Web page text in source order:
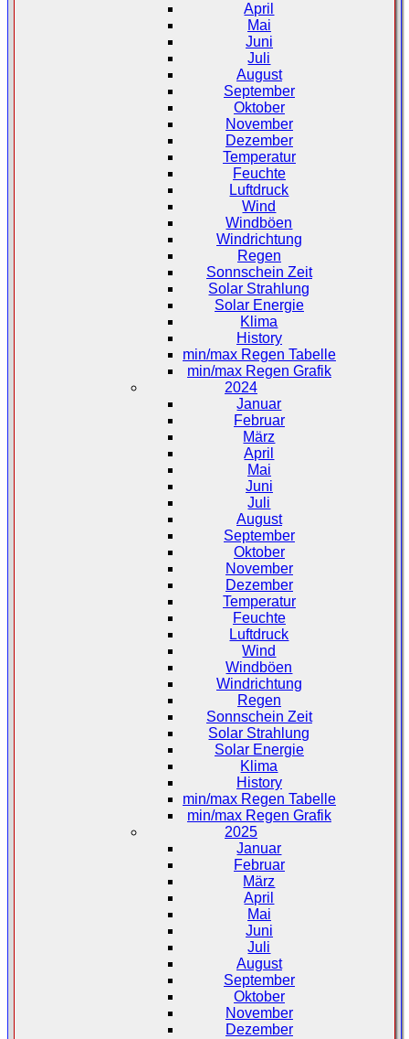
April
Mai
Juni
Juli
August
September
Oktober
November
Dezember
Temperatur
Feuchte
Luftdruck
Wind
Windböen
Windrichtung
Regen
Sonnschein Zeit
Solar Strahlung
Solar Energie
Klima
History
min/max Regen Tabelle
min/max Regen Grafik
2024
Januar
Februar
März
April
Mai
Juni
Juli
August
September
Oktober
November
Dezember
Temperatur
Feuchte
Luftdruck
Wind
Windböen
Windrichtung
Regen
Sonnschein Zeit
Solar Strahlung
Solar Energie
Klima
History
min/max Regen Tabelle
min/max Regen Grafik
2025
Januar
Februar
März
April
Mai
Juni
Juli
August
September
Oktober
November
Dezember